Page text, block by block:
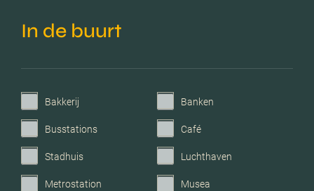
Warm water Stadsverwarming
Tuintypes
In de buurt
Bakkerij Banken
Busstations Café
Stadhuis Luchthaven
Metrostation Musea